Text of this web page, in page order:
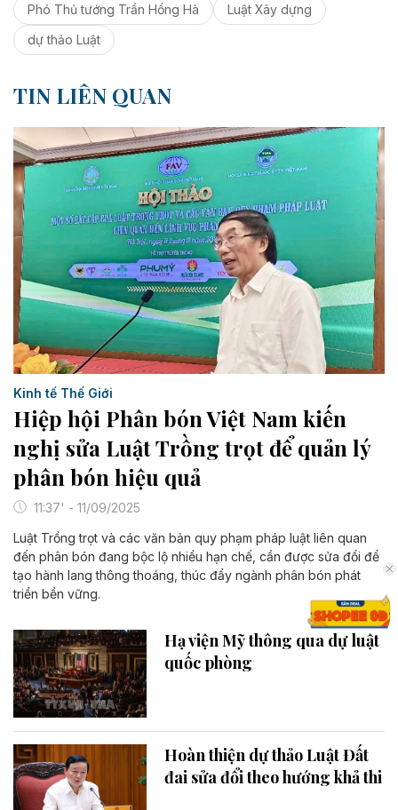
Phó Thủ tướng Trần Hồng Hà
Luật Xây dựng
dự thảo Luật
TIN LIÊN QUAN
Kinh tế Thế Giới
Hiệp hội Phân bón Việt Nam kiến
nghị sửa Luật Trồng trọt để quản lý
phân bón hiệu quả
11:37' - 11/09/2025
Luật Trồng trọt và các văn bản quy phạm pháp luật liên quan
đến phân bón đang bộc lộ nhiều hạn chế, cần được sửa đổi để
tạo hành lang thông thoáng, thúc đẩy ngành phân bón phát
triển bền vững.
Hạ viện Mỹ thông qua dự luật
quốc phòng
Hoàn thiện dự thảo Luật Đất
đai sửa đổi theo hướng khả thi